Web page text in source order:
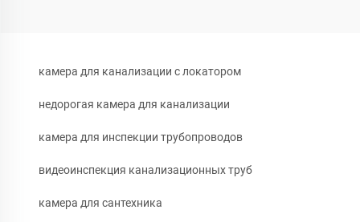
камера для канализации с локатором
недорогая камера для канализации
камера для инспекции трубопроводов
видеоинспекция канализационных труб
камера для сантехника